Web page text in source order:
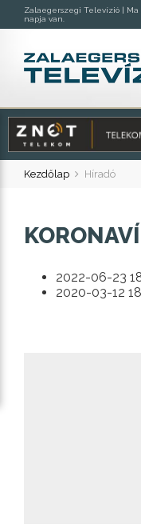
Zalaegerszegi Televízió | Ma
napja van.
Kezdőlap Híradó
2022-06-23
2020-03-12